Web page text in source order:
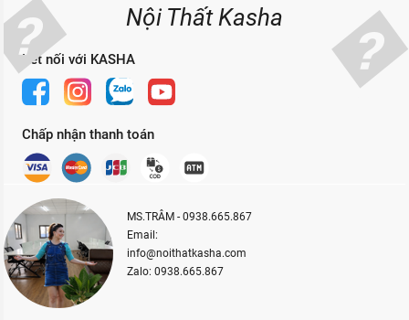
Nội Thất Kasha
Kết nối với KASHA
Chấp nhận thanh toán
MS.TRÂM - 0938.665.867
Email:
info@noithatkasha.com
Zalo: 0938.665.867